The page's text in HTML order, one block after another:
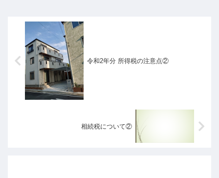
令和2年分 所得税の注意点②
相続税について②